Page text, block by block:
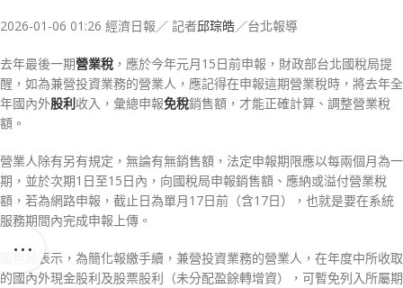
2026-01-06 01:26 經濟日報／ 記者邱琮皓／台北報導
去年最後一期營業稅 ，應於今年元月15日前申報，財政部台北國稅局提
醒，如為兼營投資業務的營業人，應記得在申報這期營業稅時，將去年全
年國內外股利 收入，彙總申報免稅銷售額，才能正確計算、調整營業稅
額。
營業人除有另有規定，無論有無銷售額，法定申報期限應以每兩個月為一
期，並於次期1日至15日內，向國稅局申報銷售額、應納或溢付營業稅
額，若為網路申報，截止日為單月17日前（含17日），也就是要在系統
服務期間內完成申報上傳。
國稅局表示，為簡化報繳手續，兼營投資業務的營業人，在年度中所收取
的國內外現金股利及股票股利（未分配盈餘轉增資），可暫免列入所屬期